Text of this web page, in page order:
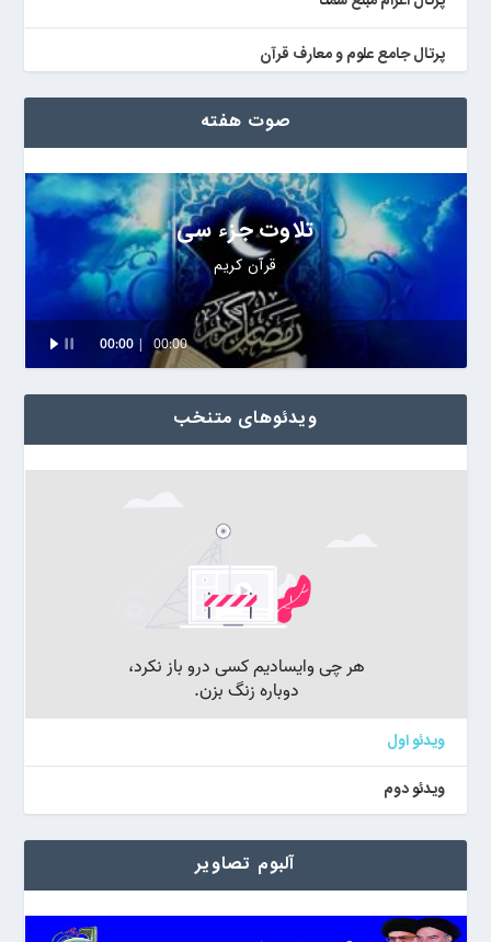
پرتال جامع علوم و معارف قرآن
صوت هفته
تلاوت جزء سی
قرآن کریم
00:00 00:00
ویدئوهای متنخب
ویدئو اول
ویدئو دوم
آلبوم تصاویر